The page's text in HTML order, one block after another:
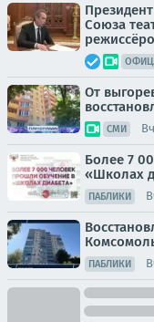
Союза
ОФИЦ.
От
СМИ
Более 7
«Школах
ПАБЛИКИ
ПАБЛИКИ